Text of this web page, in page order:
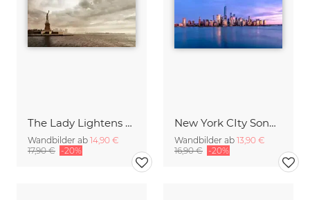
The Lady Lightens The Sky
Wandbilder ab 14,90 €
17,90 € -20%
New York CIty Sonnenuntergang
Wandbilder ab 13,90 €
16,90 € -20%